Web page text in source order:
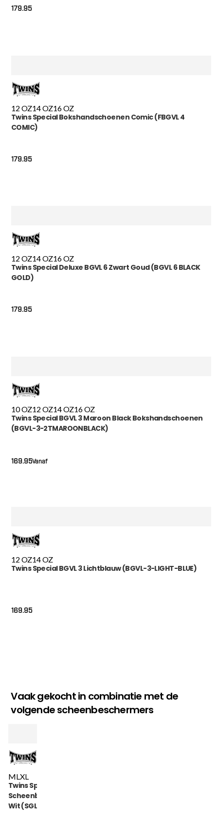
179.95
12 OZ14 OZ16 OZ
Twins Special Bokshandschoenen Comic (FBGVL 4
COMIC)
179.95
12 OZ14 OZ16 OZ
Twins Special Deluxe BGVL 6 Zwart Goud (BGVL 6 BLACK
GOLD)
179.95
10 OZ12 OZ14 OZ16 OZ
Twins Special BGVL 3 Maroon Black Bokshandschoenen
(BGVL-3-2TMAROONBLACK)
Vanaf
169.95
12 OZ14 OZ
Twins Special BGVL 3 Lichtblauw (BGVL-3-LIGHT-BLUE)
169.95
Vaak gekocht in combinatie met de
volgende scheenbeschermers
ML XL
Twins Special
Scheenbeschermers
Wit (SGL 7 WHITE)